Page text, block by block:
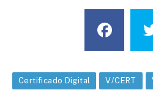
Certificado Digital V/CERT